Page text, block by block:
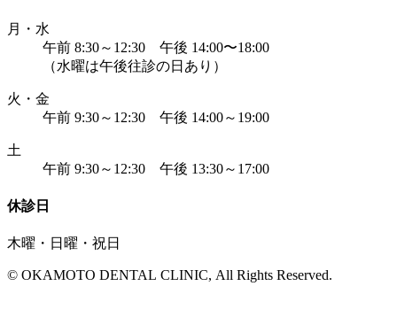
月・水
午前 8:30～12:30 午後 14:00〜18:00
（水曜は午後往診の日あり）
火・金
午前 9:30～12:30 午後 14:00～19:00
土
午前 9:30～12:30 午後 13:30～17:00
休診日
木曜・日曜・祝日
© OKAMOTO DENTAL CLINIC, All Rights Reserved.